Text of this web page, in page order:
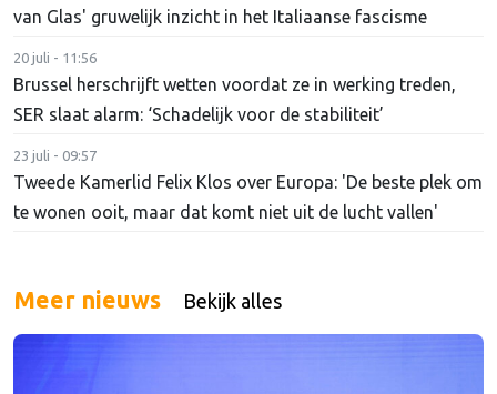
van Glas' gruwelijk inzicht in het Italiaanse fascisme
20 juli - 11:56
Brussel herschrijft wetten voordat ze in werking treden,
SER slaat alarm: ‘Schadelijk voor de stabiliteit’
23 juli - 09:57
Tweede Kamerlid Felix Klos over Europa: 'De beste plek om
te wonen ooit, maar dat komt niet uit de lucht vallen'
Meer nieuws Bekijk alles